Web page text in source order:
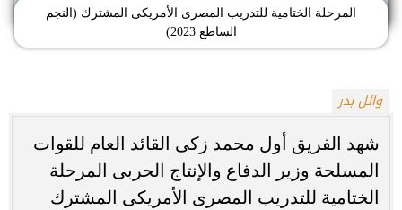
المرحلة الختامية للتدريب المصرى الأمريكى المشترك (النجم
الساطع 2023)
وائل بدر
شهد الفريق أول محمد زكى القائد العام للقوات
المسلحة وزير الدفاع والإنتاج الحربى المرحلة
الختامية للتدريب المصرى الأمريكى المشترك